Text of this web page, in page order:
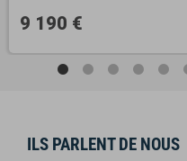
9 190 €
ILS PARLENT DE NOUS